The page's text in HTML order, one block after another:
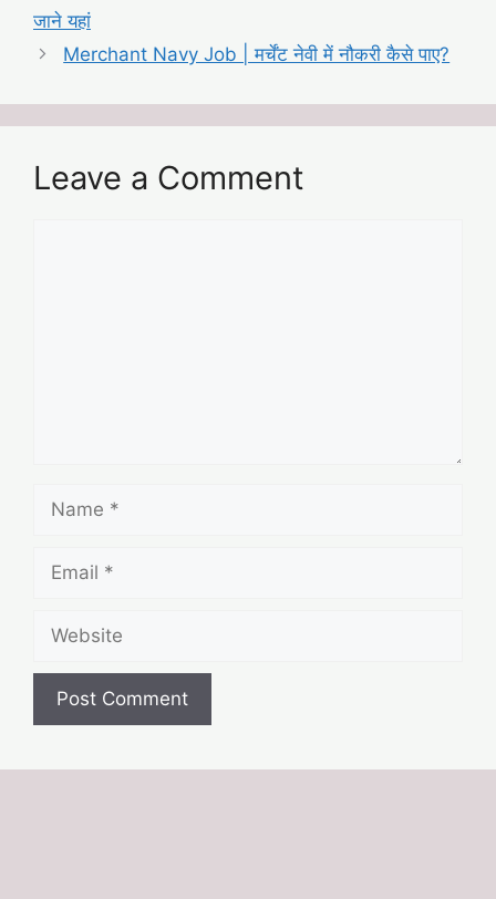
जाने यहां
Merchant Navy Job | मर्चेंट नेवी में नौकरी कैसे पाए?
Leave a Comment